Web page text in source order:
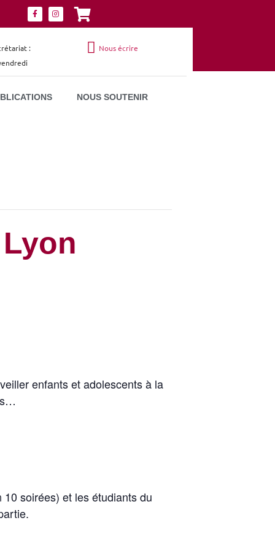
:
Nous écrire
NOUS SOUTENIR
enfants et adolescents à la
10 soirées) et les étudiants du